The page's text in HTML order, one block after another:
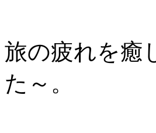
旅の疲れを癒
た～。